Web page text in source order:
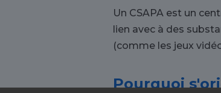
Un CSAPA est un
lien avec à des
(comme les jeux
Pourquoi